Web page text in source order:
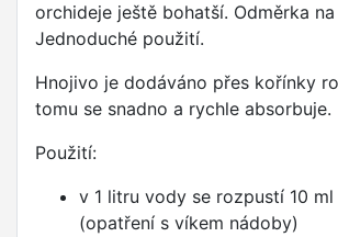
orchideje ještě bohatší. Odměrka
Jednoduché použití.
Hnojivo je dodáváno přes kořínky
tomu se snadno a rychle absorbuje.
Použití:
v 1 litru vody se rozpustí 10 ml
(opatření s víkem nádoby)